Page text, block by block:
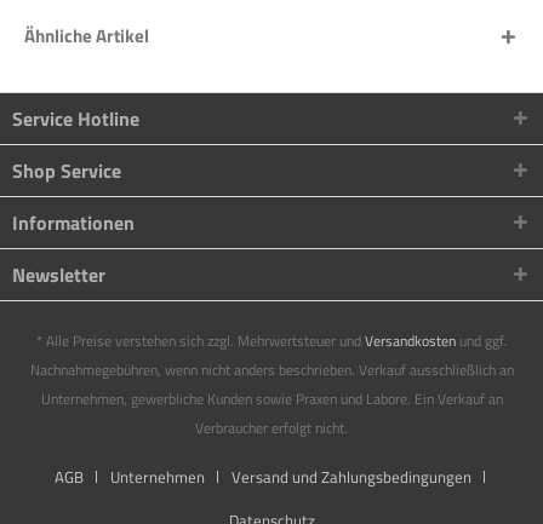
Ähnliche Artikel
Service Hotline
Shop Service
Informationen
Newsletter
* Alle Preise verstehen sich zzgl. Mehrwertsteuer undVersandkostenund ggf.
Nachnahmegebühren, wenn nicht anders beschrieben. Verkauf ausschließlich an
Unternehmen, gewerbliche Kunden sowie Praxen und Labore. Ein Verkauf an
Verbraucher erfolgt nicht.
AGB Unternehmen
Versand und Zahlungsbedingungen